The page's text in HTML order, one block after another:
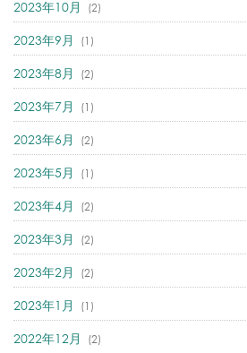
2023年10月 (2)
2023年9月 (1)
2023年8月 (2)
2023年7月 (1)
2023年6月 (2)
2023年5月 (1)
2023年4月 (2)
2023年3月 (2)
2023年2月 (2)
2023年1月 (1)
2022年12月 (2)